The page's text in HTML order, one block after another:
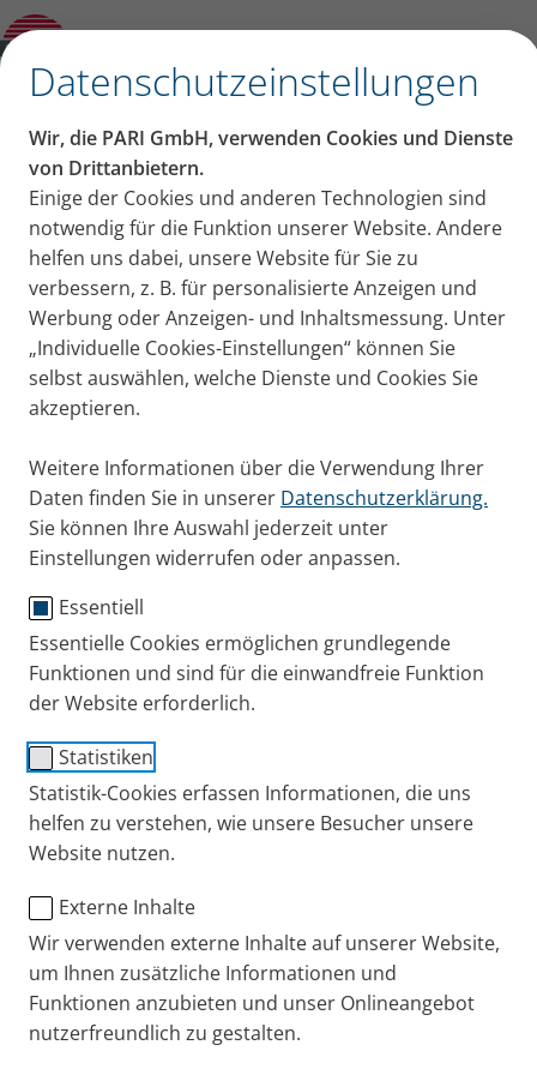
Datenschutzeinstellungen
Wir, die PARI GmbH, verwenden Cookies und Dienste
von Drittanbietern.
Einige der Cookies und anderen Technologien sind
notwendig für die Funktion unserer Website. Andere
helfen uns dabei, unsere Website für Sie zu
verbessern, z. B. für personalisierte Anzeigen und
Werbung oder Anzeigen- und Inhaltsmessung. Unter
„Individuelle Cookies-Einstellungen“ können Sie
selbst auswählen, welche Dienste und Cookies Sie
akzeptieren.
Weitere Informationen über die Verwendung Ihrer
Daten finden Sie in unserer Datenschutzerklärung.
Sie können Ihre Auswahl jederzeit unter
Einstellungen widerrufen oder anpassen.
Essentiell
Essentielle Cookies ermöglichen grundlegende
Funktionen und sind für die einwandfreie Funktion
der Website erforderlich.
Statistiken
Statistik-Cookies erfassen Informationen, die uns
helfen zu verstehen, wie unsere Besucher unsere
Website nutzen.
Externe Inhalte
Wir verwenden externe Inhalte auf unserer Website,
um Ihnen zusätzliche Informationen und
Funktionen anzubieten und unser Onlineangebot
nutzerfreundlich zu gestalten.
eine Tagescreme für die Atemwege“:
Interview mit einer Atemphysiotherapeutin
„Inhalationslösungen mit
Ectoin sind wie eine
Tagescreme für die
Atemwege“: Interview mit
einer
Atemphysiotherapeutin
Stefanie Rosenberger ist Atemphysiotherapeutin und
empfiehlt Inhalationslösungen mit Ectoin. Wir haben
mit ihr gesprochen, wo ihrer Ansicht nach die
Vorteile liegen.
Publiziert
Do. 25. Januar 2024
Experten-Interviews Mukoviszidose
Inhalt auf dieser Seite
Woher kennen Sie Ectoin? Welche
Lösungen empfehlen Sie?
Ectoin bei Mukoviszidose?
Vorteile von Ectoin?
Weitere Krankheitsbilder, bei denen Sie
Ectoin empfehlen?
Stefanie Rosenberger ist seit mehr als 30 Jahren als
Atemphysiotherapeutin tätig. Sie hat sich auf